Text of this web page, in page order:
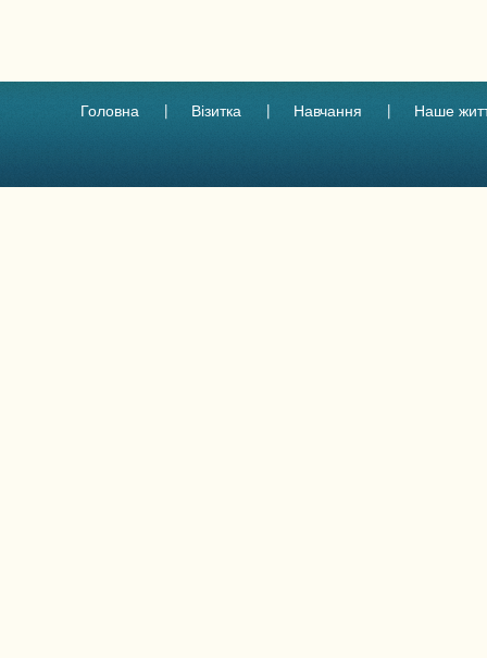
Головна Візитка Навчання Наше